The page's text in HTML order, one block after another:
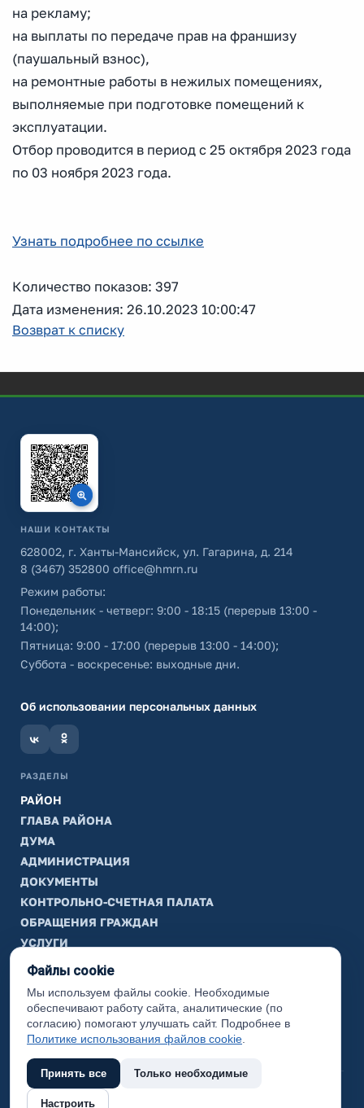
на рекламу;
на выплаты по передаче прав на франшизу
(паушальный взнос),
на ремонтные работы в нежилых помещениях,
выполняемые при подготовке помещений к
эксплуатации.
Отбор проводится в период с 25 октября 2023 года
по 03 ноября 2023 года.
Узнать подробнее по ссылке
Количество показов: 397
Дата изменения: 26.10.2023 10:00:47
Возврат к списку
НАШИ КОНТАКТЫ
628002, г. Ханты-Мансийск, ул. Гагарина, д. 214
8 (3467) 352800 office@hmrn.ru
Режим работы:
Понедельник - четверг: 9:00 - 18:15 (перерыв 13:00 -
14:00);
Пятница: 9:00 - 17:00 (перерыв 13:00 - 14:00);
Суббота - воскресенье: выходные дни.
Об использовании персональных данных
РАЗДЕЛЫ
РАЙОН
ГЛАВА РАЙОНА
ДУМА
АДМИНИСТРАЦИЯ
ДОКУМЕНТЫ
КОНТРОЛЬНО-СЧЕТНАЯ ПАЛАТА
ОБРАЩЕНИЯ ГРАЖДАН
УСЛУГИ
ТИК
ИНФОРМАЦИЯ
Законодательная карта
Карта сайта
(с) 2017 Ханты-Мансийский район, официальный сайт
Файлы cookie
Мы используем файлы cookie. Необходимые
обеспечивают работу сайта, аналитические (по
согласию) помогают улучшать сайт. Подробнее в
Политике использования файлов cookie
Принять все Только необходимые
Настроить